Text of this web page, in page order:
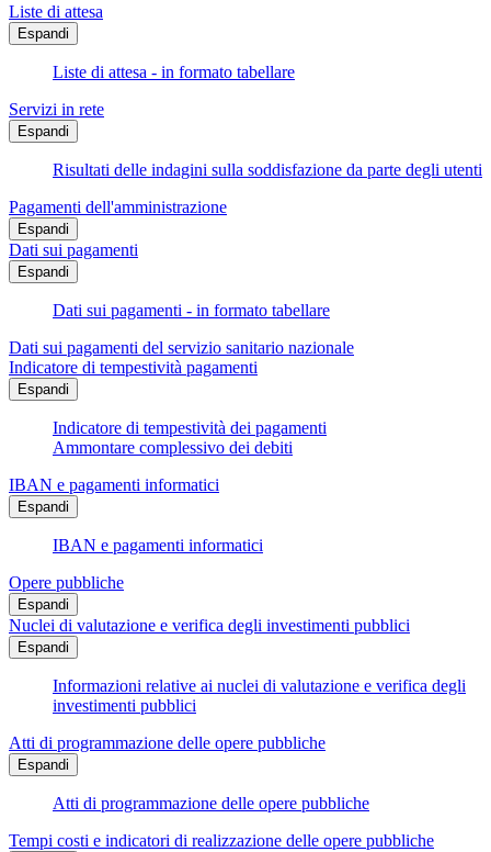
Liste di attesa
Espandi
Liste di attesa - in formato tabellare
Servizi in rete
Espandi
Risultati delle indagini sulla soddisfazione da parte degli utenti
Pagamenti dell'amministrazione
Espandi
Dati sui pagamenti
Espandi
Dati sui pagamenti - in formato tabellare
Dati sui pagamenti del servizio sanitario nazionale
Indicatore di tempestività pagamenti
Espandi
Indicatore di tempestività dei pagamenti
Ammontare complessivo dei debiti
IBAN e pagamenti informatici
Espandi
IBAN e pagamenti informatici
Opere pubbliche
Espandi
Nuclei di valutazione e verifica degli investimenti pubblici
Espandi
Informazioni relative ai nuclei di valutazione e verifica degli
investimenti pubblici
Atti di programmazione delle opere pubbliche
Espandi
Atti di programmazione delle opere pubbliche
Tempi costi e indicatori di realizzazione delle opere pubbliche